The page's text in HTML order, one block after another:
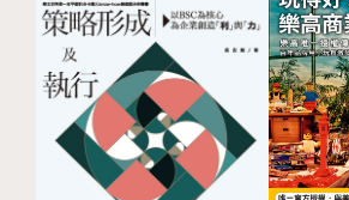
成果不是坐在電腦前用腦袋奮力思
大腦不斷思考為何產品賣不好，不
門走訪，讓客戶或廠商留下深刻印
企劃，哪怕來回寫上百封信，也要
與堅持。
み 強烈祈求實現百萬銷售
ら 亂調中也存在著美
第 3 章／不要用「脖子以上」工作
た 戰鬥吧！編輯們
に 比起「脖子以上」，人類不如
あ 壓倒性的「量」會轉化成「質」